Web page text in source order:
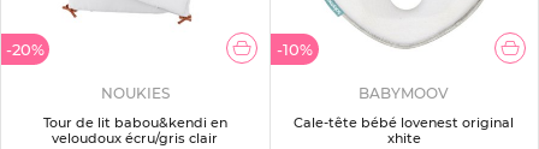
-20%
NOUKIES
Tour de lit babou&kendi en
veloudoux écru/gris clair
-10%
BABYMOOV
Cale-tête bébé lovenest original
xhite